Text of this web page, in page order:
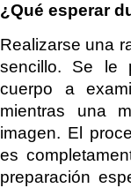
¿Qué esperar
Realizarse una
sencillo. Se le
cuerpo a
mientras una
imagen. El
es
preparación